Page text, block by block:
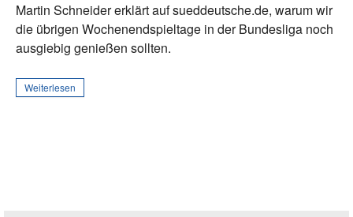
Martin Schneider erklärt auf sueddeutsche.de, warum wir
die übrigen Wochenendspieltage in der Bundesliga noch
ausgiebig genießen sollten.
Weiterlesen